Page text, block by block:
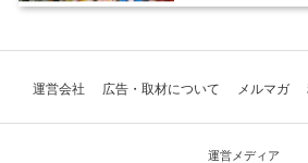
運営会社 広告・取材について メルマガ
運営メディア